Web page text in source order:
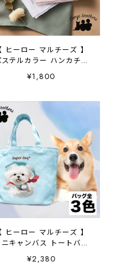
【 ヒーロー マルチーズ 】
ステルカラー ハンカチ
枚セット 犬 ペット う
ちの子 プレゼント
¥1,800
【 ヒーロー マルチーズ 】
ニキャンバス トートバッ
グ 犬 ペット うちの
子 プレゼント 母の日
¥2,380